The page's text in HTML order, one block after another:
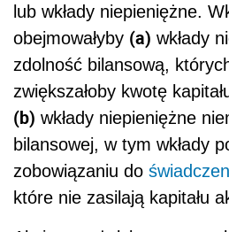
lub wkłady niepieniężne.
obejmowałyby (a) wkłady
zdolność bilansową,
zwiększałoby kwotę
(b) wkłady niepieniężne
bilansowej, w tym wkłady
zobowiązaniu do
które nie zasilają kapitału